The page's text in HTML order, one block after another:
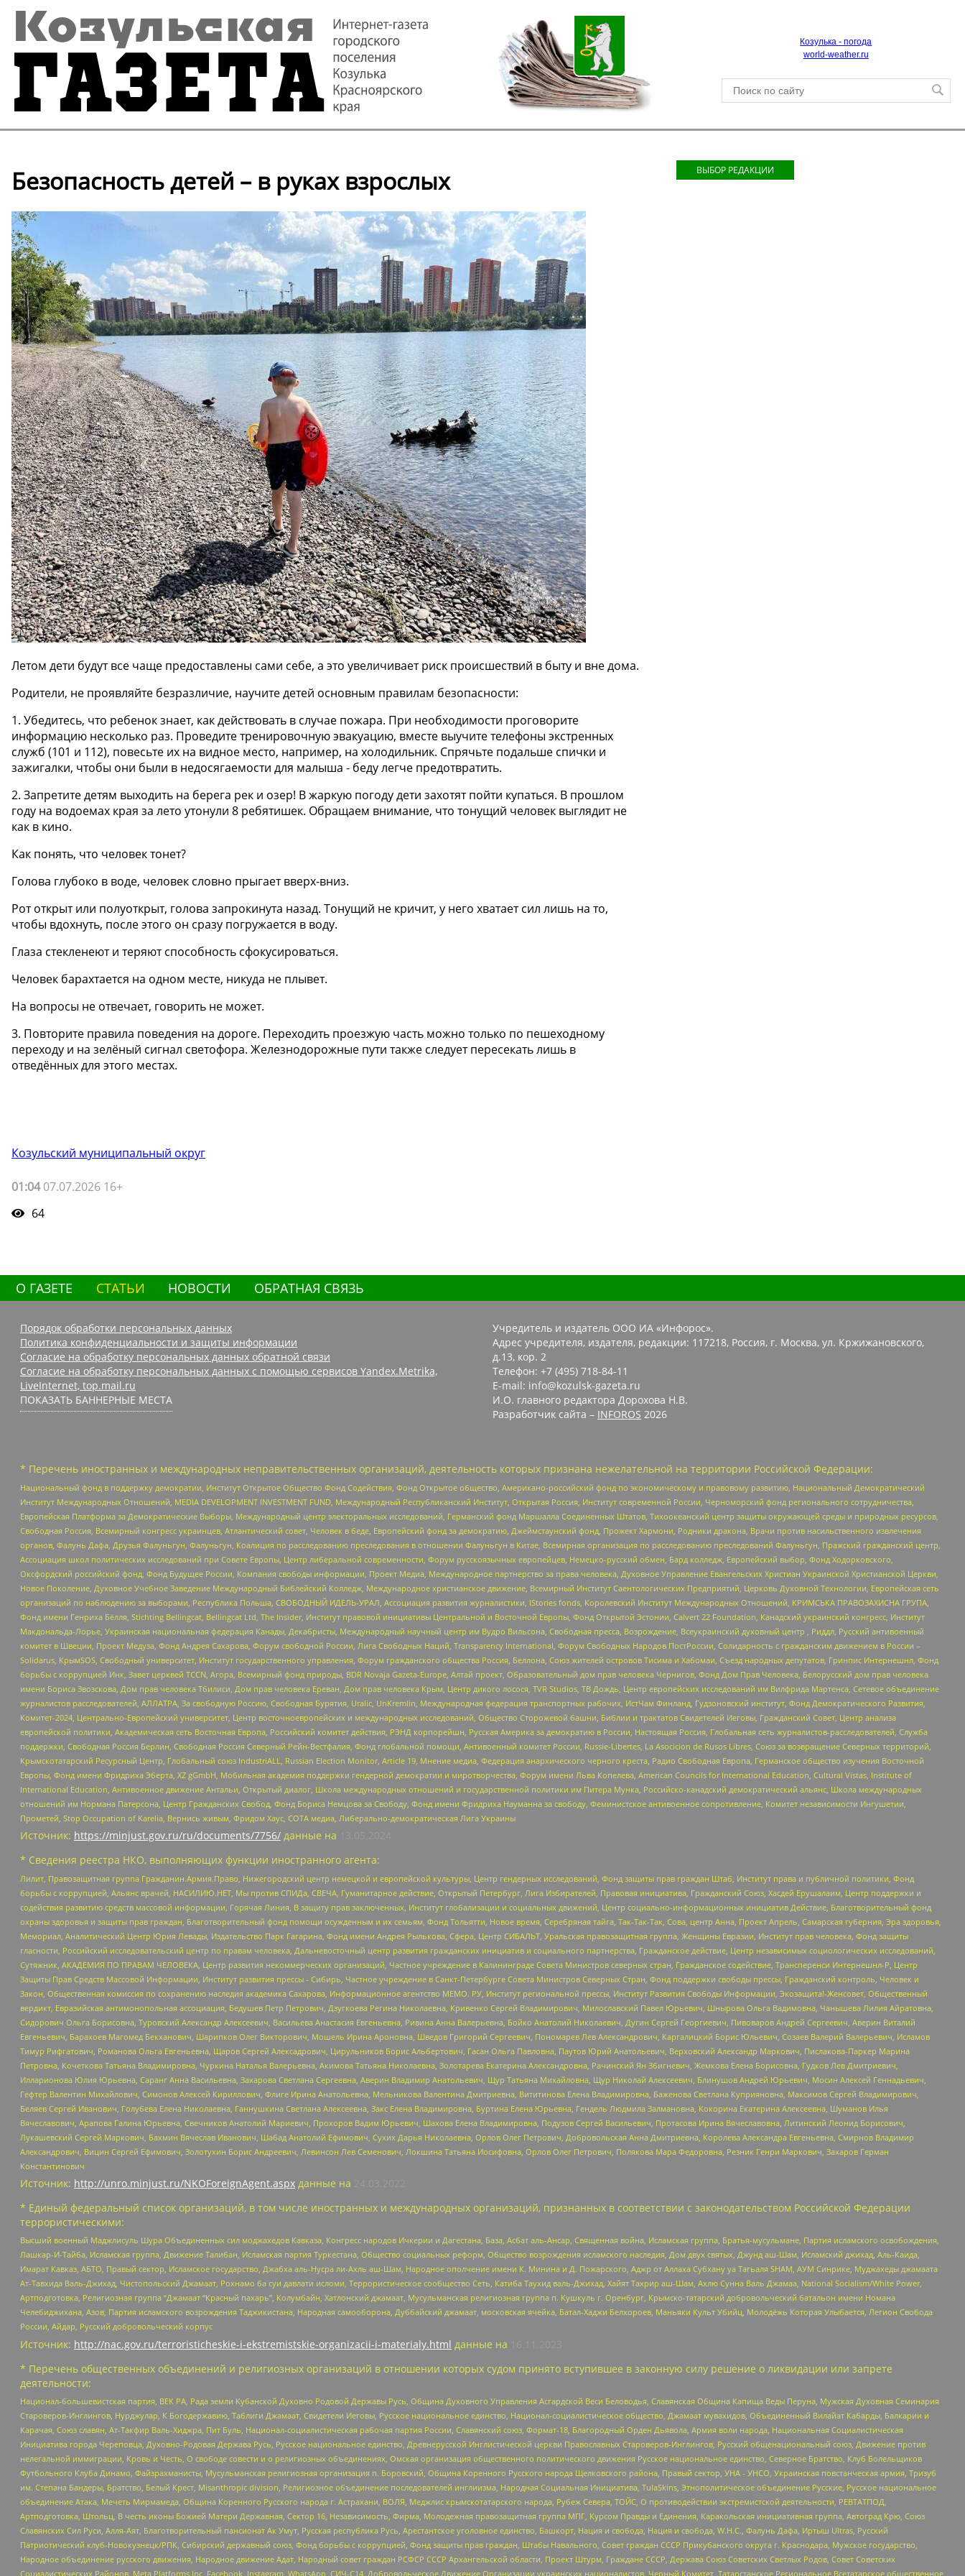
Козулька - погода
world-weather.ru
Безопасность детей – в руках взрослых
Летом дети будут все чаще предоставлены сами себе, а это увеличивает риск происшествий в быту и вне дома.
Родители, не проявляйте безразличие, научите детей основным правилам безопасности:
1. Убедитесь, что ребенок знает, как действовать в случае пожара. При необходимости проговорите
информацию несколько раз. Проведите тренировочную эвакуацию, вместе выучите телефоны экстренных
служб (101 и 112), повесьте их на видное место, например, на холодильник. Спрячьте подальше спички и
зажигалки, чтобы они были в недосягаемости для малыша - беду легче предотвратить.
2. Запретите детям выходить на берега рек и озер! В жаркую погоду дети захотят пойти купаться. В прошлом
году на водоемах края за лето утонули 8 ребятишек. Обращаем внимание, что тонущий человек выглядит не
как в кино.
Как понять, что человек тонет?
Голова глубоко в воде, человек словно прыгает вверх-вниз.
Рот открыт или полуоткрыт, голова запрокинута назад. Тонущий не кричит, у него хватает сил лишь на то,
чтобы вдохнуть, после этого он сразу погружается в воду.
Глаза стекленеют и теряют способность сфокусироваться.
Человек барахтается на одном месте, никуда не плывет.
На вопросы не отвечает, говорить не может.
3. Повторите правила поведения на дороге. Переходить проезжую часть можно только по пешеходному
переходу и на зелёный сигнал светофора. Железнодорожные пути также следует пересекать лишь в
отведённых для этого местах.
Козульский муниципальный округ
01:0407.07.2026 16+
64
ВЫБОР РЕДАКЦИИ
О ГАЗЕТЕ СТАТЬИ НОВОСТИ ОБРАТНАЯ СВЯЗЬ
Порядок обработки персональных данных
Политика конфиденциальности и защиты информации
Согласие на обработку персональных данных обратной связи
Согласие на обработку персональных данных с помощью сервисов Yandex.Metrika,
LiveInternet, top.mail.ru
ПОКАЗАТЬ БАННЕРНЫЕ МЕСТА
Учредитель и издатель ООО ИА «Инфорос».
Адрес учредителя, издателя, редакции: 117218, Россия, г. Москва, ул. Кржижановского,
д.13, кор. 2
Телефон: +7 (495) 718-84-11
E-mail: info@kozulsk-gazeta.ru
И.О. главного редактора Дорохова Н.В.
Разработчик сайта – INFOROS 2026
* Перечень иностранных и международных неправительственных организаций, деятельность которых признана нежелательной на территории Российской Федерации:
Национальный фонд в поддержку демократии, Институт Открытое Общество Фонд Содействия, Фонд Открытое общество, Американо-российский фонд по экономическому и правовому развитию, Национальный Демократический
Институт Международных Отношений, MEDIA DEVELOPMENT INVESTMENT FUND, Международный Республиканский Институт, Открытая Россия, Институт современной России, Черноморский фонд регионального сотрудничества,
Европейская Платформа за Демократические Выборы, Международный центр электоральных исследований, Германский фонд Маршалла Соединенных Штатов, Тихоокеанский центр защиты окружающей среды и природных ресурсов,
Свободная Россия, Всемирный конгресс украинцев, Атлантический совет, Человек в беде, Европейский фонд за демократию, Джеймстаунский фонд, Прожект Хармони, Родники дракона, Врачи против насильственного извлечения
органов, Фалунь Дафа, Друзья Фалуньгун, Фалуньгун, Коалиция по расследованию преследования в отношении Фалуньгун в Китае, Всемирная организация по расследованию преследований Фалуньгун, Пражский гражданский центр,
Ассоциация школ политических исследований при Совете Европы, Центр либеральной современности, Форум русскоязычных европейцев, Немецко-русский обмен, Бард колледж, Европейский выбор, Фонд Ходорковского,
Оксфордский российский фонд, Фонд Будущее России, Компания свободы информации, Проект Медиа, Международное партнерство за права человека, Духовное Управление Евангельских Христиан Украинской Христианской Церкви,
Новое Поколение, Духовное Учебное Заведение Международный Библейский Колледж, Международное христианское движение, Всемирный Институт Саентологических Предприятий, Церковь Духовной Технологии, Европейская сеть
организаций по наблюдению за выборами, Республика Польша, СВОБОДНЫЙ ИДЕЛЬ-УРАЛ, Ассоциация развития журналистики, IStories fonds, Королевский Институт Международных Отношений, КРИМСЬКА ПРАВОЗАХИСНА ГРУПА,
Фонд имени Генриха Бёлля, Stichting Bellingcat, Bellingcat Ltd, The Insider, Институт правовой инициативы Центральной и Восточной Европы, Фонд Открытой Эстонии, Calvert 22 Foundation, Канадский украинский конгресс, Институт
Макдональда-Лорье, Украинская национальная федерация Канады, Декабристы, Международный научный центр им Вудро Вильсона, Свободная пресса, Возрождение, Всеукраинский духовный центр , Риддл, Русский антивоенный
комитет в Швеции, Проект Медуза, Фонд Андрея Сахарова, Форум свободной России, Лига Свободных Наций, Transparеncy International, Форум Свободных Народов ПостРоссии, Солидарность с гражданским движением в России –
Solidarus, КрымSOS, Свободный университет, Институт государственного управления, Форум гражданского общества Россия, Беллона, Союз жителей островов Тисима и Хабомаи, Съезд народных депутатов, Гринпис Интернешнл, Фонд
борьбы с коррупцией Инк, Завет церквей TCCN, Агора, Всемирный фонд природы, BDR Novaja Gazeta-Europe, Алтай проект, Образовательный дом прав человека Чернигов, Фонд Дом Прав Человека, Белорусский дом прав человека
имени Бориса Звозскова, Дом прав человека Тбилиси, Дом прав человека Ереван, Дом прав человека Крым, Центр дикого лосося, TVR Studios, ТВ Дождь, Центр европейских исследований им Вилфрида Мартенса, Сетевое объединение
журналистов расследователей, АЛЛАТРА, За свободную Россию, Свободная Бурятия, Uralic, UnKremlin, Международная федерация транспортных рабочих, ИстЧам Финланд, Гудзоновский институт, Фонд Демократического Развития,
Комитет-2024, Центрально-Европейский университет, Центр восточноевропейских и международных исследований, Общество Сторожевой башни, Библии и трактатов Свидетелей Иеговы, Гражданский Совет, Центр анализа
европейской политики, Академическая сеть Восточная Европа, Российский комитет действия, РЭНД корпорейшн, Русская Америка за демократию в России, Настоящая Россия, Глобальная сеть журналистов-расследователей, Служба
поддержки, Свободная Россия Берлин, Свободная Россия Северный Рейн-Вестфалия, Фонд глобальной помощи, Антивоенный комитет России, Russie-Libertes, La Asocicion de Rusos Libres, Союз за возвращение Северных территорий,
Крымскотатарский Ресурсный Центр, Глобальный союз IndustriALL, Russian Election Monitor, Article 19, Мнение медиа, Федерация анархического черного креста, Радио Свободная Европа, Германское общество изучения Восточной
Европы, Фонд имени Фридриха Эберта, XZ gGmbH, Мобильная академия поддержки гендерной демократии и миротворчества, Форум имени Льва Копелева, American Councils for International Education, Cultural Vistas, Institute of
International Education, Антивоенное движение Антальи, Открытый диалог, Школа международных отношений и государственной политики им Питера Мунка, Российско-канадский демократический альянс, Школа международных
отношений им Нормана Патерсона, Центр Гражданских Свобод, Фонд Бориса Немцова за Свободу, Фонд имени Фридриха Науманна за свободу, Феминистское антивоенное сопротивление, Комитет независимости Ингушетии,
Прометей, Stop Occupation of Karelia, Вернись живым, Фридом Хаус, СОТА медиа, Либерально-демократическая Лига Украины
Источник: https://minjust.gov.ru/ru/documents/7756/ данные на
* Сведения реестра НКО, выполняющих функции иностранного агента:
Лилит, Правозащитная группа Гражданин.Армия.Право, Нижегородский центр немецкой и европейской культуры, Центр гендерных исследований, Фонд защиты прав граждан Штаб, Институт права и публичной политики, Фонд
борьбы с коррупцией, Альянс врачей, НАСИЛИЮ.НЕТ, Мы против СПИДа, СВЕЧА, Гуманитарное действие, Открытый Петербург, Лига Избирателей, Правовая инициатива, Гражданский Союз, Хасдей Ерушалаим, Центр поддержки и
содействия развитию средств массовой информации, Горячая Линия, В защиту прав заключенных, Институт глобализации и социальных движений, Центр социально-информационных инициатив Действие, Благотворительный фонд
охраны здоровья и защиты прав граждан, Благотворительный фонд помощи осужденным и их семьям, Фонд Тольятти, Новое время, Серебряная тайга, Так-Так-Так, Сова, центр Анна, Проект Апрель, Самарская губерния, Эра здоровья,
Мемориал, Аналитический Центр Юрия Левады, Издательство Парк Гагарина, Фонд имени Андрея Рылькова, Сфера, Центр СИБАЛЬТ, Уральская правозащитная группа, Женщины Евразии, Институт прав человека, Фонд защиты
гласности, Российский исследовательский центр по правам человека, Дальневосточный центр развития гражданских инициатив и социального партнерства, Гражданское действие, Центр независимых социологических исследований,
Сутяжник, АКАДЕМИЯ ПО ПРАВАМ ЧЕЛОВЕКА, Центр развития некоммерческих организаций, Частное учреждение в Калининграде Совета Министров северных стран, Гражданское содействие, Трансперенси Интернешнл-Р, Центр
Защиты Прав Средств Массовой Информации, Институт развития прессы - Сибирь, Частное учреждение в Санкт-Петербурге Совета Министров Северных Стран, Фонд поддержки свободы прессы, Гражданский контроль, Человек и
Закон, Общественная комиссия по сохранению наследия академика Сахарова, Информационное агентство МЕМО. РУ, Институт региональной прессы, Институт Развития Свободы Информации, Экозащита!-Женсовет, Общественный
вердикт, Евразийская антимонопольная ассоциация, Бедушев Петр Петрович, Дзугкоева Регина Николаевна, Кривенко Сергей Владимирович, Милославский Павел Юрьевич, Шнырова Ольга Вадимовна, Чанышева Лилия Айратовна,
Сидорович Ольга Борисовна, Туровский Александр Алексеевич, Васильева Анастасия Евгеньевна, Ривина Анна Валерьевна, Бойко Анатолий Николаевич, Дугин Сергей Георгиевич, Пивоваров Андрей Сергеевич, Аверин Виталий
Евгеньевич, Барахоев Магомед Бекханович, Шарипков Олег Викторович, Мошель Ирина Ароновна, Шведов Григорий Сергеевич, Пономарев Лев Александрович, Каргалицкий Борис Юльевич, Созаев Валерий Валерьевич, Исламов
Тимур Рифгатович, Романова Ольга Евгеньевна, Щаров Сергей Алексадрович, Цирульников Борис Альбертович, Гасан Ольга Павловна, Паутов Юрий Анатольевич, Верховский Александр Маркович, Пислакова-Паркер Марина
Петровна, Кочеткова Татьяна Владимировна, Чуркина Наталья Валерьевна, Акимова Татьяна Николаевна, Золотарева Екатерина Александровна, Рачинский Ян Збигневич, Жемкова Елена Борисовна, Гудков Лев Дмитриевич,
Илларионова Юлия Юрьевна, Саранг Анна Васильевна, Захарова Светлана Сергеевна, Аверин Владимир Анатольевич, Щур Татьяна Михайловна, Щур Николай Алексеевич, Блинушов Андрей Юрьевич, Мосин Алексей Геннадьевич,
Гефтер Валентин Михайлович, Симонов Алексей Кириллович, Флиге Ирина Анатольевна, Мельникова Валентина Дмитриевна, Вититинова Елена Владимировна, Баженова Светлана Куприяновна, Максимов Сергей Владимирович,
Беляев Сергей Иванович, Голубева Елена Николаевна, Ганнушкина Светлана Алексеевна, Закс Елена Владимировна, Буртина Елена Юрьевна, Гендель Людмила Залмановна, Кокорина Екатерина Алексеевна, Шуманов Илья
Вячеславович, Арапова Галина Юрьевна, Свечников Анатолий Мариевич, Прохоров Вадим Юрьевич, Шахова Елена Владимировна, Подузов Сергей Васильевич, Протасова Ирина Вячеславовна, Литинский Леонид Борисович,
Лукашевский Сергей Маркович, Бахмин Вячеслав Иванович, Шабад Анатолий Ефимович, Сухих Дарья Николаевна, Орлов Олег Петрович, Добровольская Анна Дмитриевна, Королева Александра Евгеньевна, Смирнов Владимир
Александрович, Вицин Сергей Ефимович, Золотухин Борис Андреевич, Левинсон Лев Семенович, Локшина Татьяна Иосифовна, Орлов Олег Петрович, Полякова Мара Федоровна, Резник Генри Маркович, Захаров Герман
Константинович
Источник: http://unro.minjust.ru/NKOForeignAgent.aspx данные на
* Единый федеральный список организаций, в том числе иностранных и международных организаций, признанных в соответствии с законодательством Российской Федерации
террористическими:
Высший военный Маджлисуль Шура Объединенных сил моджахедов Кавказа, Конгресс народов Ичкерии и Дагестана, База, Асбат аль-Ансар, Священная война, Исламская группа, Братья-мусульмане, Партия исламского освобождения,
Лашкар-И-Тайба, Исламская группа, Движение Талибан, Исламская партия Туркестана, Общество социальных реформ, Общество возрождения исламского наследия, Дом двух святых, Джунд аш-Шам, Исламский джихад, Аль-Каида,
Имарат Кавказ, АБТО, Правый сектор, Исламское государство, Джабха аль-Нусра ли-Ахль аш-Шам, Народное ополчение имени К. Минина и Д. Пожарского, Аджр от Аллаха Субхану уа Тагьаля SHAM, АУМ Синрике, Муджахеды джамаата
Ат-Тавхида Валь-Джихад, Чистопольский Джамаат, Рохнамо ба суи давлати исломи, Террористическое сообщество Сеть, Катиба Таухид валь-Джихад, Хайят Тахрир аш-Шам, Ахлю Сунна Валь Джамаа, National Socialism/White Power,
Артподготовка, Религиозная группа “Джамаат “Красный пахарь”, Колумбайн, Хатлонский джамаат, Мусульманская религиозная группа п. Кушкуль г. Оренбург, Крымско-татарский добровольческий батальон имени Номана
Челебиджихана, Азов, Партия исламского возрождения Таджикистана, Народная самооборона, Дуббайский джамаат, московская ячейка, Батал-Хаджи Белхороев, Маньяки Культ Убийц, Молодёжь Которая Улыбается, Легион Свобода
России, Айдар, Русский добровольческий корпус
Источник: http://nac.gov.ru/terroristicheskie-i-ekstremistskie-organizacii-i-materialy.html данные на
* Перечень общественных объединений и религиозных организаций в отношении которых судом принято вступившее в законную силу решение о ликвидации или запрете
деятельности:
Национал-большевистская партия, ВЕК РА, Рада земли Кубанской Духовно Родовой Державы Русь, Община Духовного Управления Асгардской Веси Беловодья, Славянская Община Капища Веды Перуна, Мужская Духовная Семинария
Староверов-Инглингов, Нурджулар, К Богодержавию, Таблиги Джамаат, Свидетели Иеговы, Русское национальное единство, Национал-социалистическое общество, Джамаат мувахидов, Объединенный Вилайат Кабарды, Балкарии и
Карачая, Союз славян, Ат-Такфир Валь-Хиджра, Пит Буль, Национал-социалистическая рабочая партия России, Славянский союз, Формат-18, Благородный Орден Дьявола, Армия воли народа, Национальная Социалистическая
Инициатива города Череповца, Духовно-Родовая Держава Русь, Русское национальное единство, Древнерусской Инглистической церкви Православных Староверов-Инглингов, Русский общенациональный союз, Движение против
нелегальной иммиграции, Кровь и Честь, О свободе совести и о религиозных объединениях, Омская организация общественного политического движения Русское национальное единство, Северное Братство, Клуб Болельщиков
Футбольного Клуба Динамо, Файзрахманисты, Мусульманская религиозная организация п. Боровский, Община Коренного Русского народа Щелковского района, Правый сектор, УНА - УНСО, Украинская повстанческая армия, Тризуб
им. Степана Бандеры, Братство, Белый Крест, Misanthropic division, Религиозное объединение последователей инглиизма, Народная Социальная Инициатива, TulaSkins, Этнополитическое объединение Русские, Русское национальное
объединение Атака, Мечеть Мирмамеда, Община Коренного Русского народа г. Астрахани, ВОЛЯ, Меджлис крымскотатарского народа, Рубеж Севера, ТОЙС, О противодействии экстремистской деятельности, РЕВТАТПОД,
Артподготовка, Штольц, В честь иконы Божией Матери Державная, Сектор 16, Независимость, Фирма, Молодежная правозащитная группа МПГ, Курсом Правды и Единения, Каракольская инициативная группа, Автоград Крю, Союз
Славянских Сил Руси, Алля-Аят, Благотворительный пансионат Ак Умут, Русская республика Русь, Арестантское уголовное единство, Башкорт, Нация и свобода, Нация и свобода, W.H.С., Фалунь Дафа, Иртыш Ultras, Русский
Патриотический клуб-Новокузнецк/РПК, Сибирский державный союз, Фонд борьбы с коррупцией, Фонд защиты прав граждан, Штабы Навального, Совет граждан СССР Прикубанского округа г. Краснодара, Мужское государство,
Народное объединение русского движения, Народное движение Адат, Народный совет граждан РСФСР СССР Архангельской области, Проект Штурм, Граждане СССР, Держава Союз Советских Светлых Родов, Совет Советских
Социалистических Районов, Meta Platforms Inc, Facebook, Instagram, WhatsApp, СИЧ-С14, Добровольческое Движение Организации украинских националистов, Черный Комитет, Татарстанское Региональное Всетатарское общественное